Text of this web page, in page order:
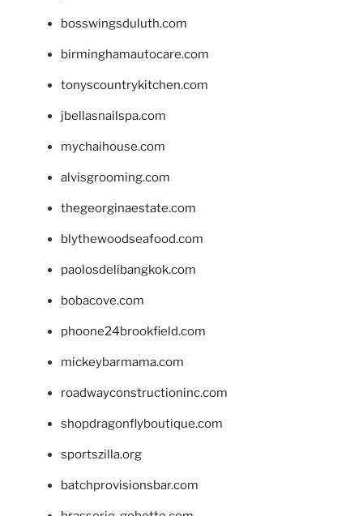
bosswingsduluth.com
birminghamautocare.com
tonyscountrykitchen.com
jbellasnailspa.com
mychaihouse.com
alvisgrooming.com
thegeorginaestate.com
blythewoodseafood.com
paolosdelibangkok.com
bobacove.com
phoone24brookfield.com
mickeybarmama.com
roadwayconstructioninc.com
shopdragonflyboutique.com
sportszilla.org
batchprovisionsbar.com